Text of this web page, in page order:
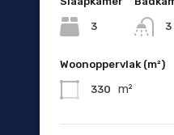
3 3
Woonoppervlak (m²)
330 m²